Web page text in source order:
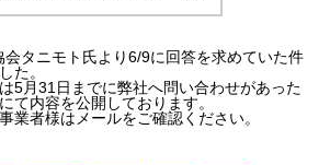
タニモト氏より6/9に回答を求めていた件
た。
5月31日までに弊社へ問い合わせがあった
て内容を公開しております。
業者様はメールをご確認ください。